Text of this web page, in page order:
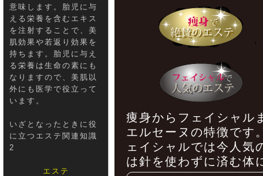
意味します。胎児に与
える栄養を含むエキス
を注射することで、美
肌効果や若返り効果を
持ちます。胎児に与え
る栄養は生命の素にも
なりますので、美肌以
外にも医学で役立って
います。
いざとなったときに役
に立つエステ関連知識
2
エステ
痩身からフェイシャル
エルセーヌの特徴です
ェイシャルでは今人気
は針を使わずに済む体